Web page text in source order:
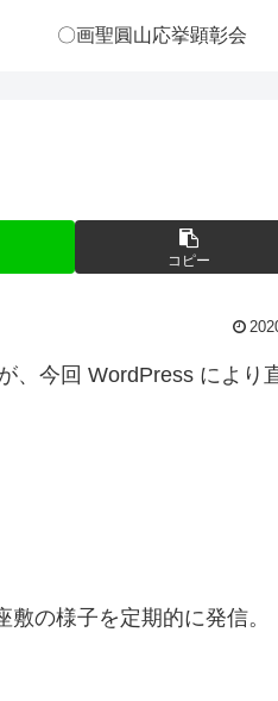
〇画聖圓山応挙顕彰会
コピー
、今回 WordPress により
の様子を定期的に発信。